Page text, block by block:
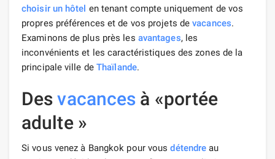
choisir un hôtel en tenant compte uniquement de vos
propres préférences et de vos projets devacances.
Examinons de plus près les avantages, les
inconvénients et les caractéristiques des zones de la
principale ville de Thaïlande.
Desvacances à «portée
adulte »
Si vous venez à Bangkok pour vousdétendre au